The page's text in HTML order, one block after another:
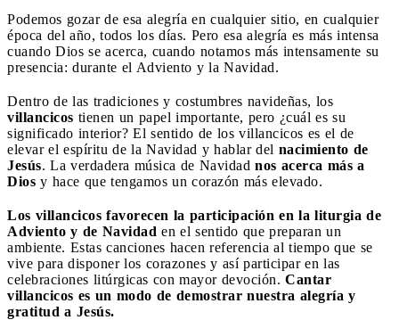
Podemos gozar de esa alegría en cualquier sitio, en cualquier
época del año, todos los días. Pero esa alegría es más intensa
cuando Dios se acerca, cuando notamos más intensamente su
presencia: durante el Adviento y la Navidad.
Dentro de las tradiciones y costumbres navideñas, los
villancicos tienen un papel importante, pero ¿cuál es su
significado interior? El sentido de los villancicos es el de
elevar el espíritu de la Navidad y hablar del nacimiento de
Jesús. La verdadera música de Navidad nos acerca más a
Dios y hace que tengamos un corazón más elevado.
Los villancicos favorecen la participación en la liturgia de
Adviento y de Navidad en el sentido que preparan un
ambiente. Estas canciones hacen referencia al tiempo que se
vive para disponer los corazones y así participar en las
celebraciones litúrgicas con mayor devoción. Cantar
villancicos es un modo de demostrar nuestra alegría y
gratitud a Jesús.